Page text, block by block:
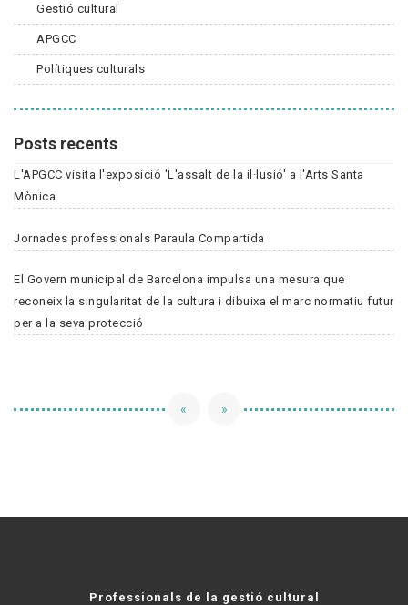
Gestió cultural
APGCC
Polítiques culturals
Posts recents
L'APGCC visita l'exposició 'L'assalt de la il·lusió' a l'Arts Santa
Mònica
Jornades professionals Paraula Compartida
El Govern municipal de Barcelona impulsa una mesura que
reconeix la singularitat de la cultura i dibuixa el marc normatiu futur
per a la seva protecció
« »
Professionals de la gestió cultural